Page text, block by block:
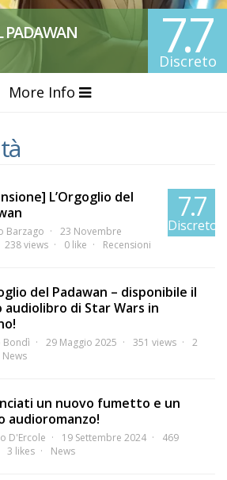
PADAWAN 7.7
Discreto
More Info
L’Orgoglio del
Barzago
23 Novembre
238 views 0 like Recensioni
7.7
Discreto
del Padawan – disponibile il
audiolibro di Star Wars in
Bondì 29 Maggio 2025 351 views
2
News
un nuovo fumetto e un
audioromanzo!
D'Ercole 19 Settembre 2024
469
3 likes News